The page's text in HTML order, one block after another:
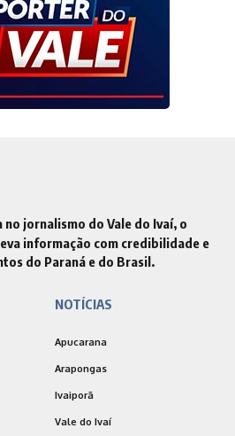
no jornalismo do Vale do Ivaí, o
informação com credibilidade e
do Paraná e do Brasil.
NOTÍCIAS
Apucarana
Arapongas
Ivaiporã
Vale do Ivaí